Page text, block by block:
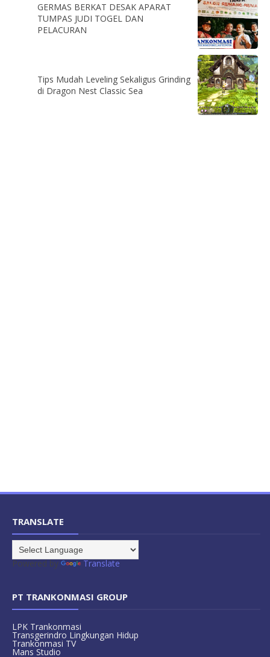
GERMAS BERKAT DESAK APARAT
TUMPAS JUDI TOGEL DAN
PELACURAN
Tips Mudah Leveling Sekaligus Grinding
di Dragon Nest Classic Sea
TRANSLATE
Powered by Translate
PT TRANKONMASI GROUP
LPK Trankonmasi
Transgerindro Lingkungan Hidup
Trankonmasi TV
Mans Studio